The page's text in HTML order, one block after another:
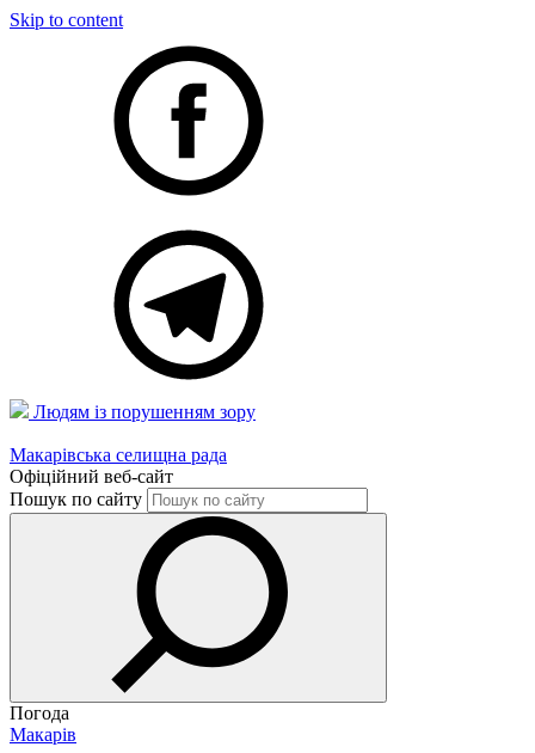
Skip to content
Людям із порушенням зору
Макарівська селищна рада
Офіційний веб-сайт
Пошук по сайту
Погода
Макарів